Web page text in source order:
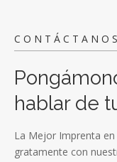
CONTÁCTANOS
hablar de
La Mejor Imprenta
gratamente con